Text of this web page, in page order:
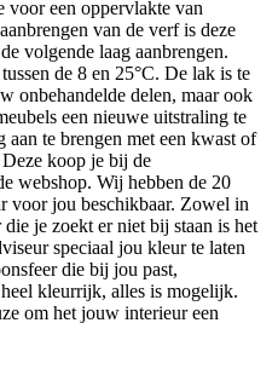
een oppervlakte van
van de verf is deze
volgende laag aanbrengen.
de 8 en 25°C. De lak is te
onbehandelde delen, maar ook
een nieuwe uitstraling te
te brengen met een kwast of
koop je bij de
webshop. Wij hebben de 20
voor jou beschikbaar. Zowel in
je zoekt er niet bij staan is het
speciaal jou kleur te laten
die bij jou past,
kleurrijk, alles is mogelijk.
om het jouw interieur een